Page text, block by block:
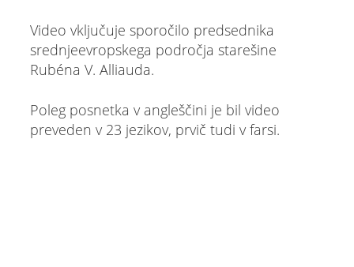
Video vključuje sporočilo predsednika
srednjeevropskega področja starešine
Rubéna V. Alliauda.
Poleg posnetka v angleščini je bil video
preveden v 23 jezikov, prvič tudi v farsi.